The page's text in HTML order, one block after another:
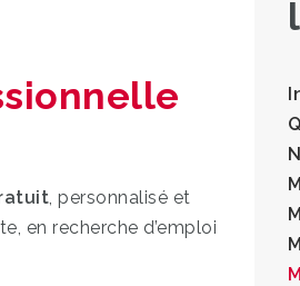
, personnalisé et
en recherche d’emploi